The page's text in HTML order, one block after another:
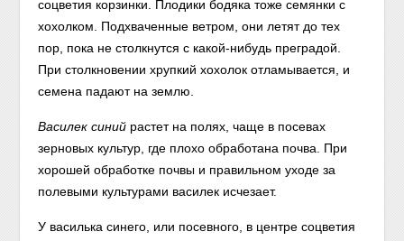
соцветия корзинки. Плодики бодяка тоже семянки с
хохолком. Подхваченные ветром, они летят до тех
пор, пока не столкнутся с какой-нибудь преградой.
При столкновении хрупкий хохолок отламывается, и
семена падают на землю.
Василек синий растет на полях, чаще в посевах
зерновых культур, где плохо обработана почва. При
хорошей обработке почвы и правильном уходе за
полевыми культурами василек исчезает.
У василька синего, или посевного, в центре соцветия